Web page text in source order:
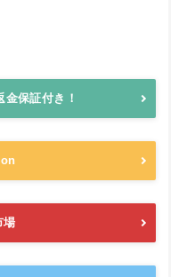
保証付き！
場